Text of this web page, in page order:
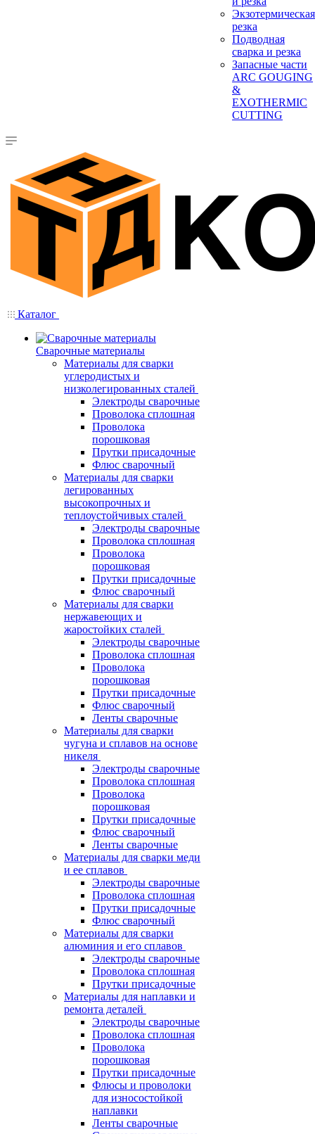
Экзотермическая
резка
Подводная
сварка и резка
Запасные части
ARC GOUGING
&
EXOTHERMIC
CUTTING
Каталог
Сварочные материалы
Материалы для сварки
углеродистых и
низколегированных сталей
Электроды сварочные
Проволока сплошная
Проволока
порошковая
Прутки присадочные
Флюс сварочный
Материалы для сварки
легированных
высокопрочных и
теплоустойчивых сталей
Электроды сварочные
Проволока сплошная
Проволока
порошковая
Прутки присадочные
Флюс сварочный
Материалы для сварки
нержавеющих и
жаростойких сталей
Электроды сварочные
Проволока сплошная
Проволока
порошковая
Прутки присадочные
Флюс сварочный
Ленты сварочные
Материалы для сварки
чугуна и сплавов на основе
никеля
Электроды сварочные
Проволока сплошная
Проволока
порошковая
Прутки присадочные
Флюс сварочный
Ленты сварочные
Материалы для сварки меди
и ее сплавов
Электроды сварочные
Проволока сплошная
Прутки присадочные
Флюс сварочный
Материалы для сварки
алюминия и его сплавов
Электроды сварочные
Проволока сплошная
Прутки присадочные
Материалы для наплавки и
ремонта деталей
Электроды сварочные
Проволока сплошная
Проволока
порошковая
Прутки присадочные
Флюсы и проволоки
для износостойкой
наплавки
Ленты сварочные